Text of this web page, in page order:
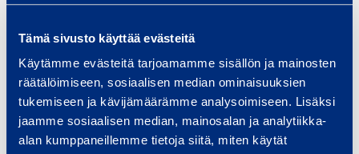
Tämä sivusto käyttää evästeitä
Käytämme evästeitä tarjoamamme sisällön ja mainosten
räätälöimiseen, sosiaalisen median ominaisuuksien
tukemiseen ja kävijämäärämme analysoimiseen. Lisäksi
jaamme sosiaalisen median, mainosalan ja analytiikka-
alan kumppaneillemme tietoja siitä, miten käytät
Höjd 234 mm
Säkerhet